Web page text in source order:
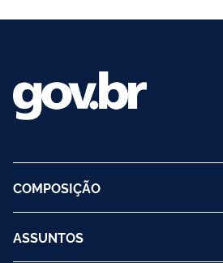
COMPOSIÇÃO
ASSUNTOS